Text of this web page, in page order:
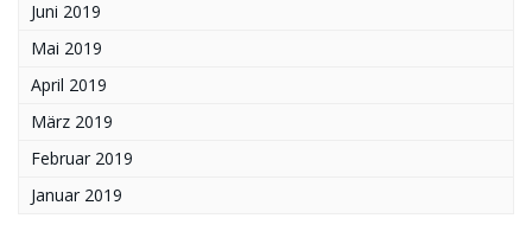
Juni 2019
Mai 2019
April 2019
März 2019
Februar 2019
Januar 2019